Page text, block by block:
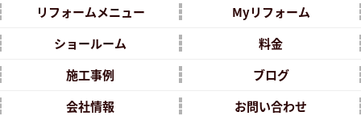
リフォームメニュー
Myリフォーム
ショールーム
料金
施工事例
ブログ
会社情報
お問い合わせ